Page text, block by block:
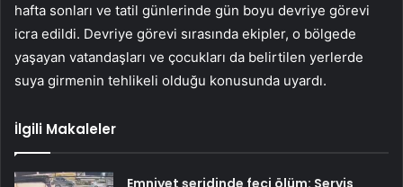
hafta sonları ve tatil günlerinde gün boyu devriye görevi
icra edildi. Devriye görevi sırasında ekipler, o bölgede
yaşayan vatandaşları ve çocukları da belirtilen yerlerde
suya girmenin tehlikeli olduğu konusunda uyardı.
İlgili Makaleler
Emniyet şeridinde feci ölüm: Servis